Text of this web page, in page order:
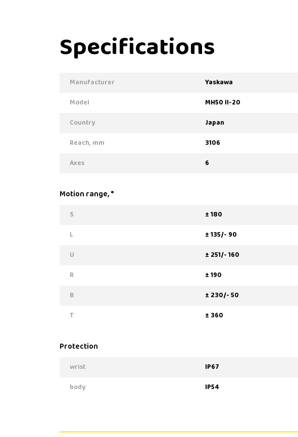
Specifications
Manufacturer
Yaskawa
Model
MH50 II-20
Country
Japan
Reach, mm
3106
Axes
6
Motion range, °
S
± 180
L
± 135/- 90
U
± 251/- 160
R
± 190
B
± 230/- 50
T
± 360
Protection
wrist
IP67
body
IP54